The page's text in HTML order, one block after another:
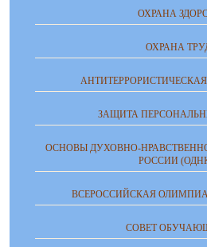
ОХРАНА
ОХРАНА
ЗАЩИТА
ОСНОВЫ ДУХОВНО-
РОССИИ
ВСЕРОССИЙСКАЯ
СОВЕТ